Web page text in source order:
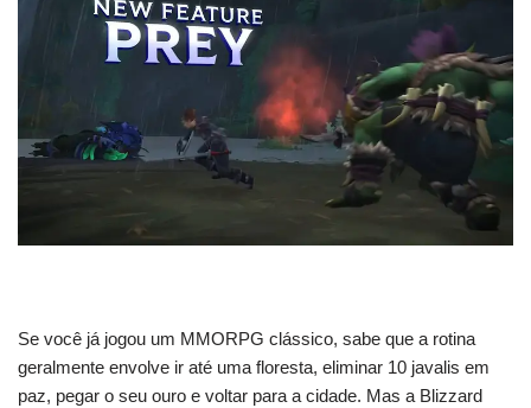
Se você já jogou um MMORPG clássico, sabe que a rotina
geralmente envolve ir até uma floresta, eliminar 10 javalis em
paz, pegar o seu ouro e voltar para a cidade. Mas a Blizzard